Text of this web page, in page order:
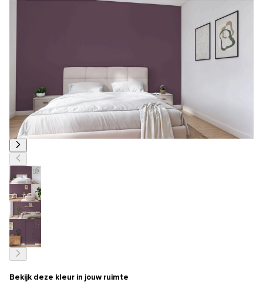
Bekijk deze kleur in jouw ruimte